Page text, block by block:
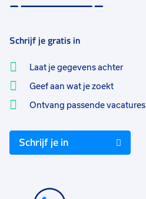
Schrijf je gratis in
Laat je gegevens achter
Geef aan wat je zoekt
Ontvang passende vacatures
Schrijf je in